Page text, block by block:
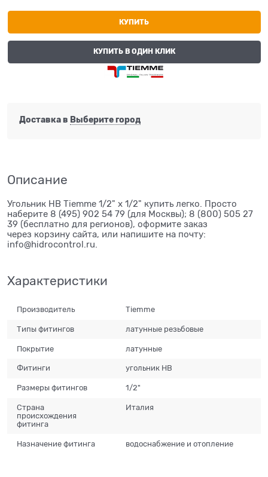
КУПИТЬ
КУПИТЬ В ОДИН КЛИК
Доставка в Выберите город
Описание
Угольник НВ Tiemme 1/2" х 1/2" купить легко. Просто
наберите 8 (495) 902 54 79 (для Москвы); 8 (800) 505 27
39 (бесплатно для регионов), оформите заказ
через корзину сайта, или напишите на почту:
info@hidrocontrol.ru.
Характеристики
Производитель Tiemme
Типы фитингов латунные резьбовые
Покрытие латунные
Фитинги угольник НВ
Размеры фитингов 1/2"
Страна
происхождения
фитинга
Италия
Назначение фитинга водоснабжение и отопление